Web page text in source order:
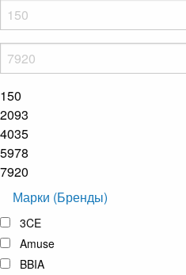
150
2093
4035
5978
7920
Марки (Бренды)
3CE
Amuse
BBIA